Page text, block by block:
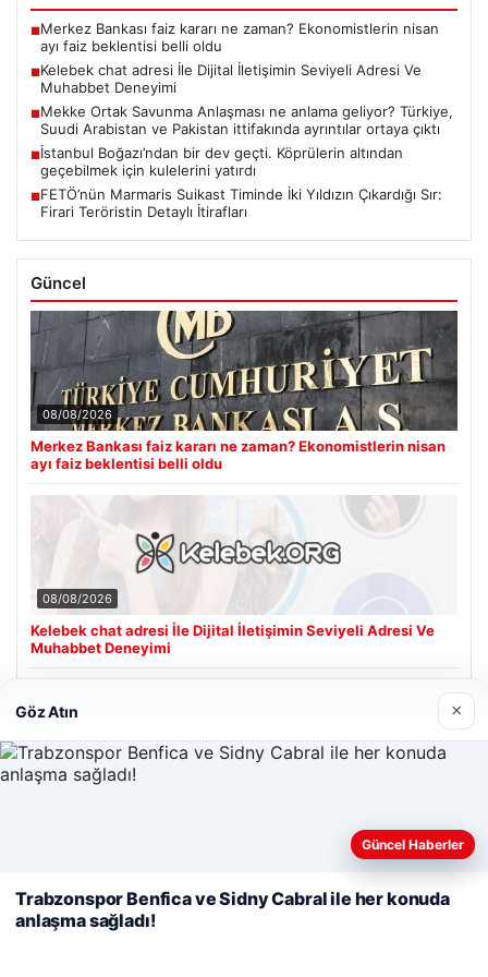
■Merkez Bankası faiz kararı ne zaman? Ekonomistlerin nisan
ayı faiz beklentisi belli oldu
■Kelebek chat adresi İle Dijital İletişimin Seviyeli Adresi Ve
Muhabbet Deneyimi
■Mekke Ortak Savunma Anlaşması ne anlama geliyor? Türkiye,
Suudi Arabistan ve Pakistan ittifakında ayrıntılar ortaya çıktı
■İstanbul Boğazı’ndan bir dev geçti. Köprülerin altından
geçebilmek için kulelerini yatırdı
■FETÖ’nün Marmaris Suikast Timinde İki Yıldızın Çıkardığı Sır:
Firari Teröristin Detaylı İtirafları
Güncel
08/08/2026
Merkez Bankası faiz kararı ne zaman? Ekonomistlerin nisan
ayı faiz beklentisi belli oldu
08/08/2026
Kelebek chat adresi İle Dijital İletişimin Seviyeli Adresi Ve
Muhabbet Deneyimi
Cengiz Sigorta
Web sitemizi nasıl kullandığınızı daha iyi anlayabilmek,
kullanıyoruz.
Çerez Politikamız
Reddet Kabul Et
Göz Atın ×
Güncel Haberler
Trabzonspor Benfica ve Sidny Cabral ile her konuda
anlaşma sağladı!